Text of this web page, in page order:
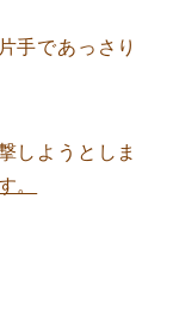
手であっさり
しようとしま
。